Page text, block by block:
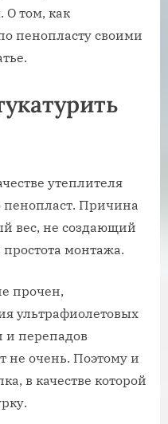
О том, как
пенопласту своими
утеплителя
Причина
вес, не создающий
монтажа.
прочен,
ультрафиолетовых
и перепадов
не очень. Поэтому и
в качестве которой